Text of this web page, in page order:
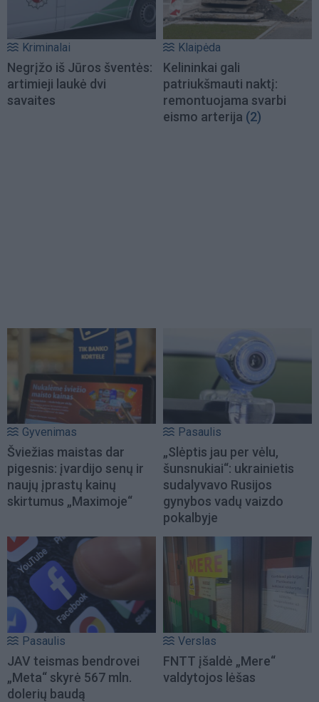
Kriminalai
Negrįžo iš Jūros šventės:
artimieji laukė dvi
savaites
Klaipėda
Kelininkai gali
patriukšmauti naktį:
remontuojama svarbi
eismo arterija (2)
Gyvenimas
Šviežias maistas dar
pigesnis: įvardijo senų ir
naujų įprastų kainų
skirtumus „Maximoje“
Pasaulis
„Slėptis jau per vėlu,
šunsnukiai“: ukrainietis
sudalyvavo Rusijos
gynybos vadų vaizdo
pokalbyje
Pasaulis
JAV teismas bendrovei
„Meta“ skyrė 567 mln.
dolerių baudą
Verslas
FNTT įšaldė „Mere“
valdytojos lėšas